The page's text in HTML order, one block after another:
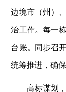
边境市（州）
治工作。每一
台账。同步召
统筹推进，确
高标谋划